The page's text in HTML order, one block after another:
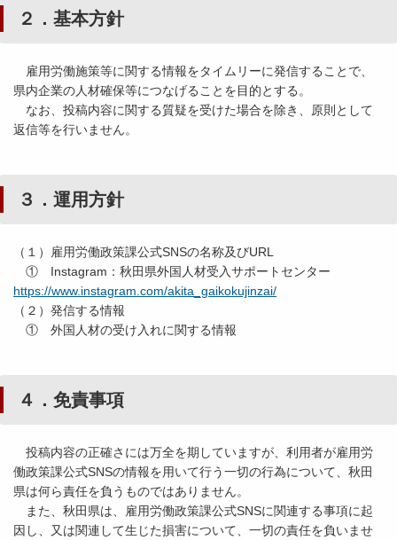
２．基本方針
雇用労働施策等に関する情報をタイムリーに発信することで、
県内企業の人材確保等につなげることを目的とする。
なお、投稿内容に関する質疑を受けた場合を除き、原則として
返信等を行いません。
３．運用方針
（１）雇用労働政策課公式SNSの名称及びURL
① Instagram：秋田県外国人材受入サポートセンター
https://www.instagram.com/akita_gaikokujinzai/
（２）発信する情報
① 外国人材の受け入れに関する情報
４．免責事項
投稿内容の正確さには万全を期していますが、利用者が雇用労
働政策課公式SNSの情報を用いて行う一切の行為について、秋田
県は何ら責任を負うものではありません。
また、秋田県は、雇用労働政策課公式SNSに関連する事項に起
因し、又は関連して生じた損害について、一切の責任を負いませ